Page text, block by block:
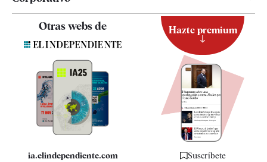
Contacto
Quiénes somos
Especificaciones
Otras webs de
ia.elindependiente.com
Hazte premium
Suscríbete